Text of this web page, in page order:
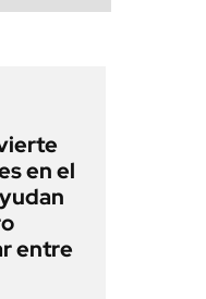
en el
entre